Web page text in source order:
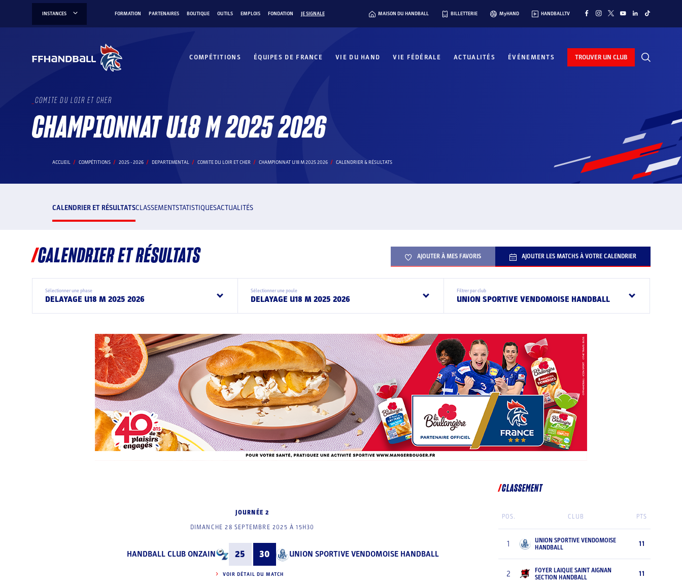
INSTANCES FORMATION PARTENAIRES BOUTIQUE OUTILS EMPLOIS FONDATION JE SIGNALE MAISON DU HANDBALL BILLETTERIE MyHAND HANDBALLTV
COMPÉTITIONS ÉQUIPES DE FRANCE VIE DU HAND VIE FÉDÉRALE ACTUALITÉS ÉVÉNEMENTS TROUVER UN CLUB
COMITE DU LOIR ET CHER
CHAMPIONNAT U18 M 2025 2026
ACCUEIL COMPÉTITIONS 2025 - 2026 DEPARTEMENTAL COMITE DU LOIR ET CHER CHAMPIONNAT U18 M 2025 2026 CALENDRIER & RÉSULTATS
CALENDRIER ET RÉSULTATSCLASSEMENTSTATISTIQUESACTUALITÉS
CALENDRIER ET RÉSULTATS AJOUTER À MES FAVORIS AJOUTER LES MATCHS À VOTRE CALENDRIER
Sélectionner une phase
DELAYAGE U18 M 2025 2026
Sélectionner une poule
DELAYAGE U18 M 2025 2026
Filtrer par club
UNION SPORTIVE VENDOMOISE HANDBALL
JOURNÉE 2
DIMANCHE 28 SEPTEMBRE 2025 À 15H30
HANDBALL CLUB ONZAIN 25 30 UNION SPORTIVE VENDOMOISE HANDBALL
VOIR DÉTAIL DU MATCH
CLASSEMENT
POS. CLUB PTS
1
UNION SPORTIVE VENDOMOISE
HANDBALL
11
2
FOYER LAIQUE SAINT AIGNAN
SECTION HANDBALL
11